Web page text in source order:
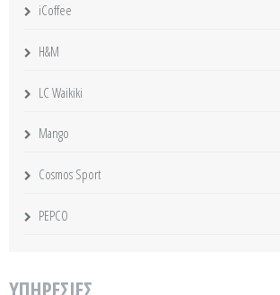
iCoffee
H&M
LC Waikiki
Mango
Cosmos Sport
PEPCO